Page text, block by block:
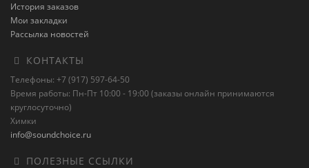
История заказов
Мои закладки
Рассылка новостей
КОНТАКТЫ
Телефоны: +7 (917) 597-64-50
Время работы: Пн-Пт 10:00 - 19:00 (заказы онлайн принимаются
круглосуточно)
Химки
info@soundchoice.ru
ПОЛЕЗНЫЕ ССЫЛКИ